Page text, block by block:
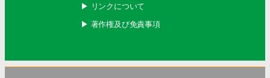
▶︎ リンクについて
▶︎ 著作権及び免責事項